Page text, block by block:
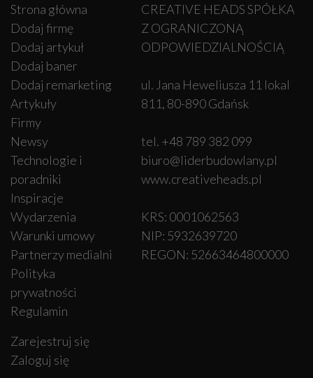
Strona główna
Dodaj firmę
Dodaj artykuł
Dodaj baner
Dodaj remarketing
Artykuły
Firmy
Newsy
Technologie i
poradniki
Inspiracje
Wydarzenia
Warunki umowy
Partnerzy medialni
Polityka
prywatności
Regulamin
Zarejestruj się
Zaloguj się
CREATIVE HEADS SPÓŁKA
Z OGRANICZONĄ
ODPOWIEDZIALNOŚCIĄ
ul. Jana Heweliusza 11 lokal
811, 80-890 Gdańsk
tel. +48 789 382 099
biuro@liderbudowlany.pl
www.creativeheads.pl
KRS: 0001062563
NIP: 5932639720
REGON: 52663464800000